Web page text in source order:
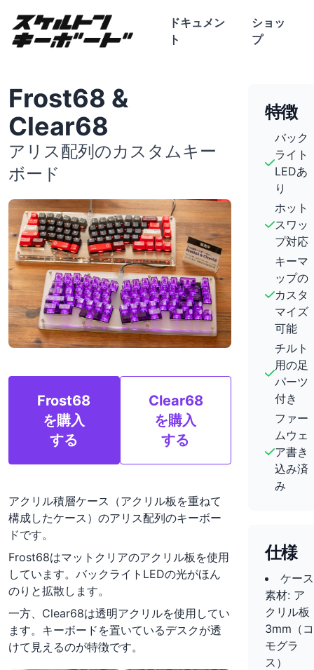
ドキュメン
ト
ショッ
プ
Frost68 &
Clear68
アリス配列のカスタムキー
ボード
Frost68
を購入
する
Clear68
を購入
する
アクリル積層ケース（アクリル板を重ねて
構成したケース）のアリス配列のキーボー
ドです。
Frost68はマットクリアのアクリル板を使用
しています。バックライトLEDの光がほん
のりと拡散します。
一方、Clear68は透明アクリルを使用してい
ます。キーボードを置いているデスクが透
けて見えるのが特徴です。
特徴
バック
ライト
LEDあ
り
ホット
スワッ
プ対応
キーマ
ップの
カスタ
マイズ
可能
チルト
用の足
パーツ
付き
ファー
ムウェ
ア書き
込み済
み
仕様
ケース
素材: ア
クリル板
3mm（コ
モグラ
ス）